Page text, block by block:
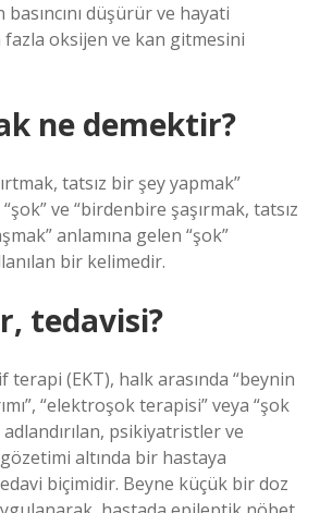
düşürür ve hayati
oksijen ve kan gitmesini
ne demektir?
tatsız bir şey yapmak”
ve “birdenbire şaşırmak, tatsız
anlamına gelen “şok”
bir kelimedir.
tedavisi?
(EKT), halk arasında “beynin
“elektroşok terapisi” veya “şok
psikiyatristler ve
altında bir hastaya
biçimidir. Beyne küçük bir doz